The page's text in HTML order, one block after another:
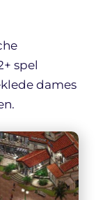
spel
dames